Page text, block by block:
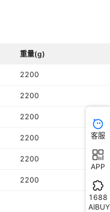
重量(g)
2200
2200
2200
2200
2200
2200
客服
APP
1688
AIBUY